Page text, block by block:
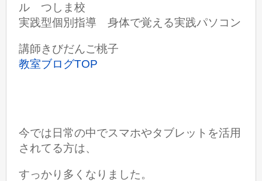
ル つしま校
実践型個別指導 身体で覚える実践パソコン
講師きびだんご桃子
教室ブログTOP
今では日常の中でスマホやタブレットを活用
されてる方は、
すっかり多くなりました。